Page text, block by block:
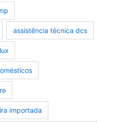
assistência técnica dcs
importada